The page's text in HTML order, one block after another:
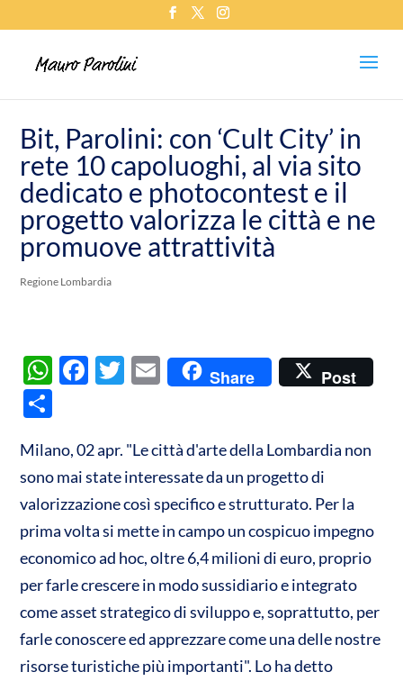
Bit, Parolini: con ‘Cult City’ in
rete 10 capoluoghi, al via sito
dedicato e photocontest e il
progetto valorizza le città e ne
promuove attrattività
Regione Lombardia
W
s
A
p
p
F
b
o
o
k
T
er
E
Share Post
n
di
vi
di
Milano, 02 apr. "Le città d'arte della Lombardia non
sono mai state interessate da un progetto di
valorizzazione così specifico e strutturato. Per la
prima volta si mette in campo un cospicuo impegno
economico ad hoc, oltre 6,4 milioni di euro, proprio
per farle crescere in modo sussidiario e integrato
come asset strategico di sviluppo e, soprattutto, per
farle conoscere ed apprezzare come una delle nostre
risorse turistiche più importanti". Lo ha detto